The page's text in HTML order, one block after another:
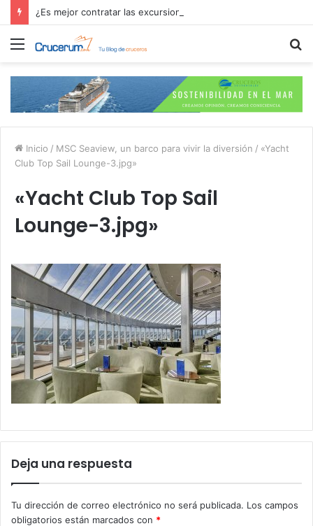
Menú
Inicio / MSC Seaview, un barco para vivir la diversión / «Yacht
Club Top Sail Lounge-3.jpg»
«Yacht Club Top Sail
Lounge-3.jpg»
Deja una respuesta
Tu dirección de correo electrónico no será publicada. Los campos
obligatorios están marcados con *